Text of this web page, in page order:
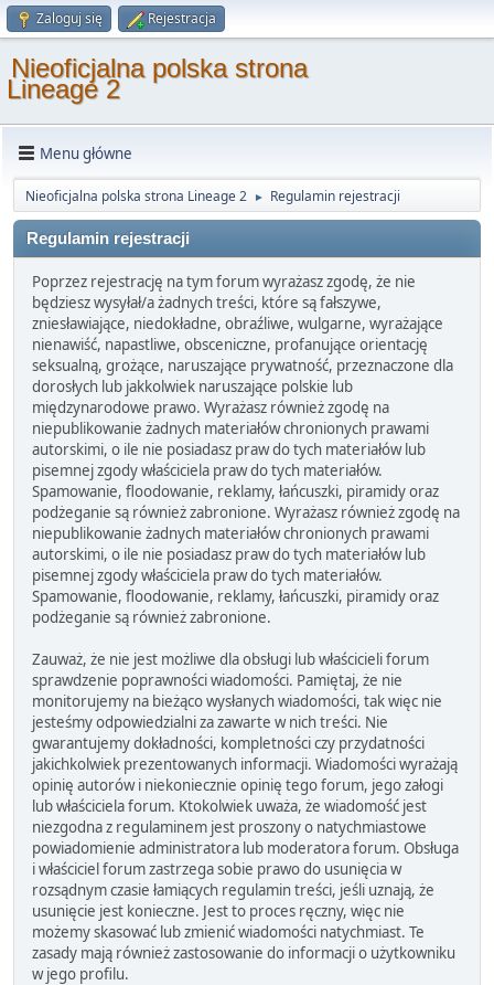
Zaloguj się Rejestracja
Nieoficjalna polska strona
Lineage 2
Menu główne
Nieoficjalna polska strona Lineage 2 ► Regulamin rejestracji
Regulamin rejestracji
Poprzez rejestrację na tym forum wyrażasz zgodę, że nie
będziesz wysyłał/a żadnych treści, które są fałszywe,
zniesławiające, niedokładne, obraźliwe, wulgarne, wyrażające
nienawiść, napastliwe, obsceniczne, profanujące orientację
seksualną, grożące, naruszające prywatność, przeznaczone dla
dorosłych lub jakkolwiek naruszające polskie lub
międzynarodowe prawo. Wyrażasz również zgodę na
niepublikowanie żadnych materiałów chronionych prawami
autorskimi, o ile nie posiadasz praw do tych materiałów lub
pisemnej zgody właściciela praw do tych materiałów.
Spamowanie, floodowanie, reklamy, łańcuszki, piramidy oraz
podżeganie są również zabronione. Wyrażasz również zgodę na
niepublikowanie żadnych materiałów chronionych prawami
autorskimi, o ile nie posiadasz praw do tych materiałów lub
pisemnej zgody właściciela praw do tych materiałów.
Spamowanie, floodowanie, reklamy, łańcuszki, piramidy oraz
podżeganie są również zabronione.
Zauważ, że nie jest możliwe dla obsługi lub właścicieli forum
sprawdzenie poprawności wiadomości. Pamiętaj, że nie
monitorujemy na bieżąco wysłanych wiadomości, tak więc nie
jesteśmy odpowiedzialni za zawarte w nich treści. Nie
gwarantujemy dokładności, kompletności czy przydatności
jakichkolwiek prezentowanych informacji. Wiadomości wyrażają
opinię autorów i niekoniecznie opinię tego forum, jego załogi
lub właściciela forum. Ktokolwiek uważa, że wiadomość jest
niezgodna z regulaminem jest proszony o natychmiastowe
powiadomienie administratora lub moderatora forum. Obsługa
i właściciel forum zastrzega sobie prawo do usunięcia w
rozsądnym czasie łamiących regulamin treści, jeśli uznają, że
usunięcie jest konieczne. Jest to proces ręczny, więc nie
możemy skasować lub zmienić wiadomości natychmiast. Te
zasady mają również zastosowanie do informacji o użytkowniku
w jego profilu.